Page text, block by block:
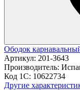
Ободок
Артикул: 201-3643
Производитель:
Код 1С: 10622734
Другие